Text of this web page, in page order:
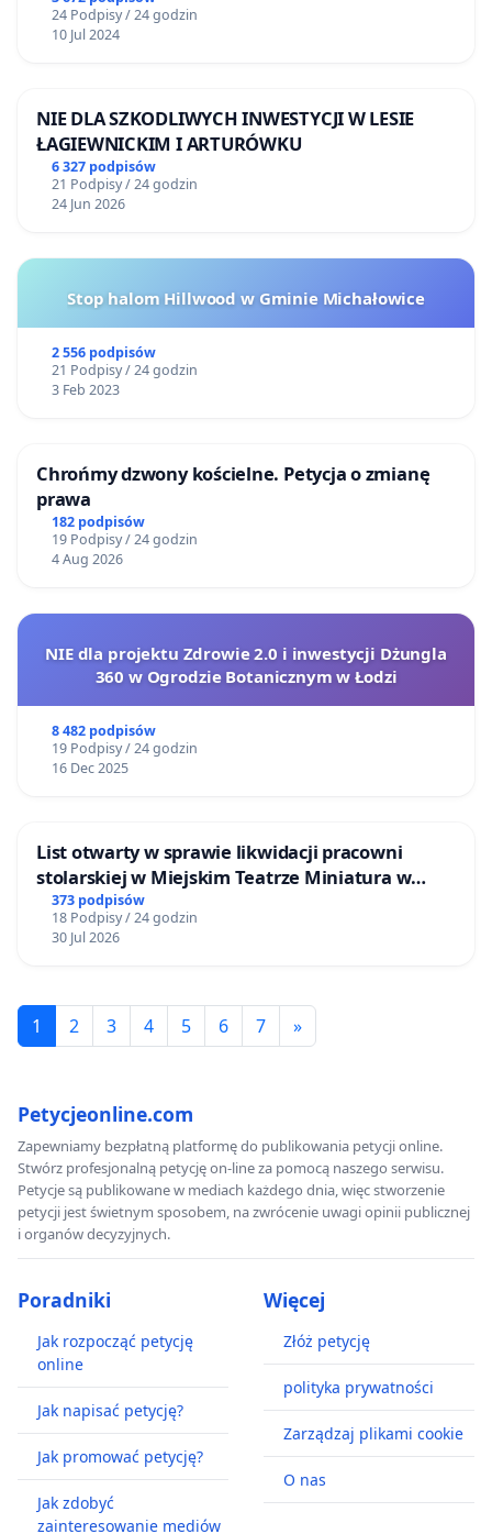
24 Podpisy / 24 godzin
10 Jul 2024
NIE DLA SZKODLIWYCH INWESTYCJI W LESIE
ŁAGIEWNICKIM I ARTURÓWKU
6 327 podpisów
21 Podpisy / 24 godzin
24 Jun 2026
Stop halom Hillwood w Gminie Michałowice
2 556 podpisów
21 Podpisy / 24 godzin
3 Feb 2023
Chrońmy dzwony kościelne. Petycja o zmianę
prawa
182 podpisów
19 Podpisy / 24 godzin
4 Aug 2026
NIE dla projektu Zdrowie 2.0 i inwestycji Dżungla
360 w Ogrodzie Botanicznym w Łodzi
8 482 podpisów
19 Podpisy / 24 godzin
16 Dec 2025
List otwarty w sprawie likwidacji pracowni
stolarskiej w Miejskim Teatrze Miniatura w
Gdańsku
373 podpisów
18 Podpisy / 24 godzin
30 Jul 2026
1 2 3 4 5 6 7 »
Petycjeonline.com
Zapewniamy bezpłatną platformę do publikowania petycji online.
Stwórz profesjonalną petycję on-line za pomocą naszego serwisu.
Petycje są publikowane w mediach każdego dnia, więc stworzenie
petycji jest świetnym sposobem, na zwrócenie uwagi opinii publicznej
i organów decyzyjnych.
Poradniki
Jak rozpocząć petycję
online
Jak napisać petycję?
Jak promować petycję?
Jak zdobyć
zainteresowanie mediów
Więcej
Złóż petycję
polityka prywatności
Zarządzaj plikami cookie
O nas